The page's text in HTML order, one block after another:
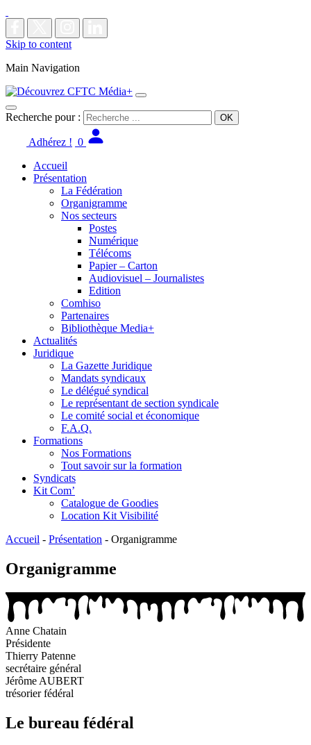
Skip to content
Main Navigation
Recherche pour :
Adhérez ! 0
Accueil
Présentation
La Fédération
Organigramme
Nos secteurs
Postes
Numérique
Télécoms
Papier – Carton
Audiovisuel – Journalistes
Edition
Comhiso
Partenaires
Bibliothèque Media+
Actualités
Juridique
La Gazette Juridique
Mandats syndicaux
Le délégué syndical
Le représentant de section syndicale
Le comité social et économique
F.A.Q.
Formations
Nos Formations
Tout savoir sur la formation
Syndicats
Kit Com’
Catalogue de Goodies
Location Kit Visibilité
Accueil - Présentation - Organigramme
Organigramme
Anne Chatain
Présidente
Thierry Patenne
secrétaire général
Jérôme AUBERT
trésorier fédéral
Le bureau fédéral